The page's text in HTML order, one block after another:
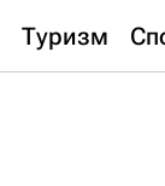
Туризм